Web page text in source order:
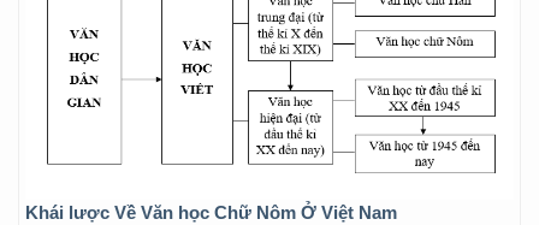
Khái lược Về Văn học Chữ Nôm Ở Việt Nam